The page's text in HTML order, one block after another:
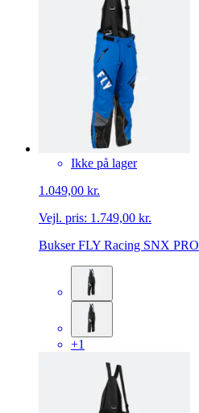
Ikke på lager
1.049,00 kr.
Vejl. pris: 1.749,00 kr.
Bukser FLY Racing SNX PRO
+1